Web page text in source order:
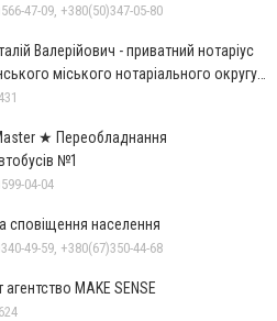
47-09, +380(50)347-05-80
Валерійович - приватний нотаріус
міського нотаріального округу
★ Переобладнання
№1
04-04
сповіщення населення
49-59, +380(67)350-44-68
агентство MAKE SENSE